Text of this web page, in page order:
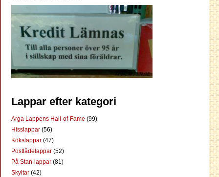
Lappar efter kategori
Arga Lappens Hall-of-Fame (99)
Hisslappar (56)
Kökslappar (47)
Postlådelappar (52)
På Stan-lappar (81)
Skyltar (42)